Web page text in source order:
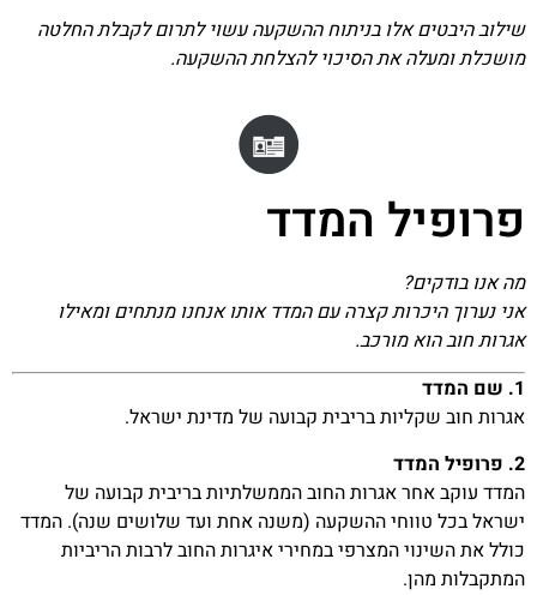
שילוב היבטים אלו בניתוח ההשקעה עשוי לתרום לקבלת החלטה
מושכלת ומעלה את הסיכוי להצלחת ההשקעה.
פרופיל המדד
מה אנו בודקים?
אני נערוך היכרות קצרה עם המדד אותו אנחנו מנתחים ומאילו
אגרות חוב הוא מורכב.
1. שם המדד
אגרות חוב שקליות בריבית קבועה של מדינת ישראל.
2. פרופיל המדד
המדד עוקב אחר אגרות החוב הממשלתיות בריבית קבועה של
ישראל בכל טווחי ההשקעה (משנה אחת ועד שלושים שנה). המדד
כולל את השינוי המצרפי במחירי איגרות החוב לרבות הריביות
המתקבלות מהן.